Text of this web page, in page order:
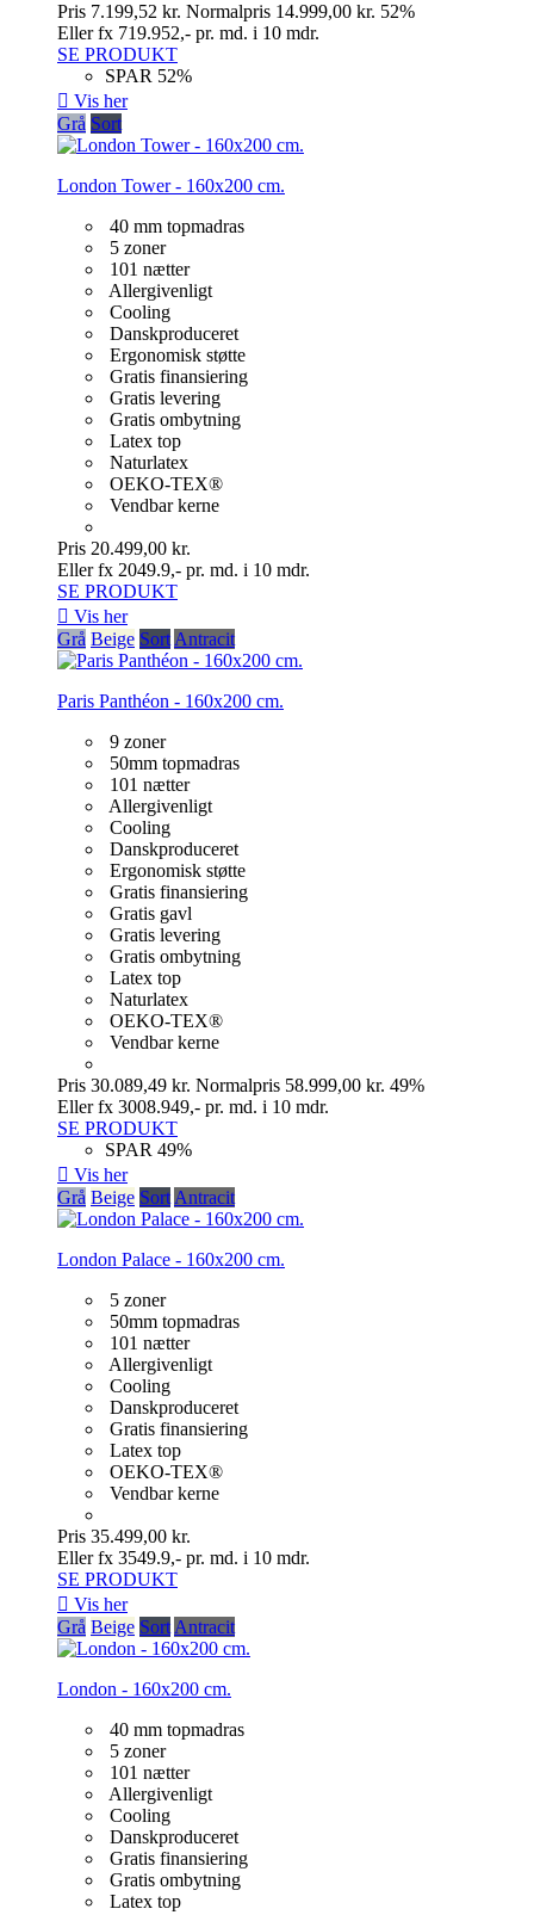
Pris 7.199,52 kr. Normalpris 14.999,00 kr. 52%
Eller fx 719.952,- pr. md. i 10 mdr.
SE PRODUKT
SPAR 52%
 Vis her
Grå Sort
London Tower - 160x200 cm.
40 mm topmadras
5 zoner
101 nætter
Allergivenligt
Cooling
Danskproduceret
Ergonomisk støtte
Gratis finansiering
Gratis levering
Gratis ombytning
Latex top
Naturlatex
OEKO-TEX®
Vendbar kerne
Pris 20.499,00 kr.
Eller fx 2049.9,- pr. md. i 10 mdr.
SE PRODUKT
 Vis her
Grå Beige Sort Antracit
Paris Panthéon - 160x200 cm.
9 zoner
50mm topmadras
101 nætter
Allergivenligt
Cooling
Danskproduceret
Ergonomisk støtte
Gratis finansiering
Gratis gavl
Gratis levering
Gratis ombytning
Latex top
Naturlatex
OEKO-TEX®
Vendbar kerne
Pris 30.089,49 kr. Normalpris 58.999,00 kr. 49%
Eller fx 3008.949,- pr. md. i 10 mdr.
SE PRODUKT
SPAR 49%
 Vis her
Grå Beige Sort Antracit
London Palace - 160x200 cm.
5 zoner
50mm topmadras
101 nætter
Allergivenligt
Cooling
Danskproduceret
Gratis finansiering
Latex top
OEKO-TEX®
Vendbar kerne
Pris 35.499,00 kr.
Eller fx 3549.9,- pr. md. i 10 mdr.
SE PRODUKT
 Vis her
Grå Beige Sort Antracit
London - 160x200 cm.
40 mm topmadras
5 zoner
101 nætter
Allergivenligt
Cooling
Danskproduceret
Gratis finansiering
Gratis ombytning
Latex top